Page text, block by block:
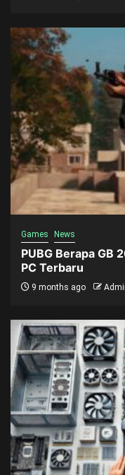
Games News
PUBG Berapa GB
PC Terbaru
9 months ago